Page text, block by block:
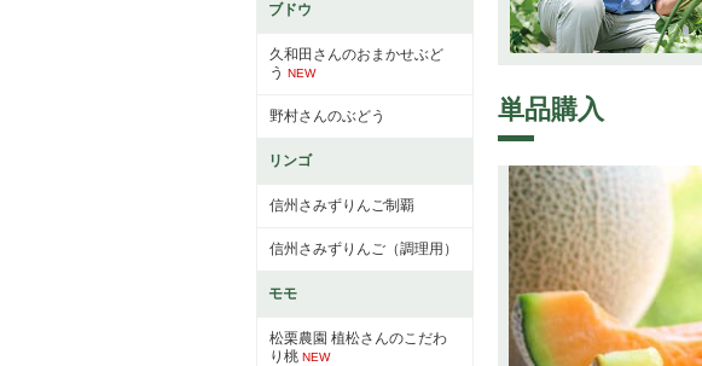
単品購入
ブドウ
久和田さんのおまかせぶど
う NEW
野村さんのぶどう
リンゴ
信州さみずりんご制覇
信州さみずりんご（調理用）
モモ
松栗農園 植松さんのこだわ
り桃 NEW